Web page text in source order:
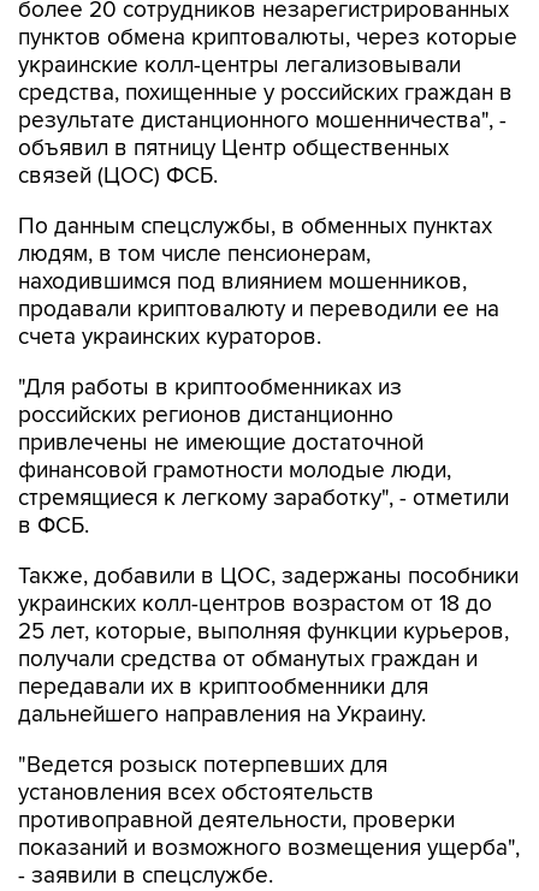
более 20 сотрудников незарегистрированных
пунктов обмена криптовалюты, через которые
украинские колл-центры легализовывали
средства, похищенные у российских граждан в
результате дистанционного мошенничества", -
объявил в пятницу Центр общественных
связей (ЦОС) ФСБ.
По данным спецслужбы, в обменных пунктах
людям, в том числе пенсионерам,
находившимся под влиянием мошенников,
продавали криптовалюту и переводили ее на
счета украинских кураторов.
"Для работы в криптообменниках из
российских регионов дистанционно
привлечены не имеющие достаточной
финансовой грамотности молодые люди,
стремящиеся к легкому заработку", - отметили
в ФСБ.
Также, добавили в ЦОС, задержаны пособники
украинских колл-центров возрастом от 18 до
25 лет, которые, выполняя функции курьеров,
получали средства от обманутых граждан и
передавали их в криптообменники для
дальнейшего направления на Украину.
"Ведется розыск потерпевших для
установления всех обстоятельств
противоправной деятельности, проверки
показаний и возможного возмещения ущерба",
- заявили в спецслужбе.